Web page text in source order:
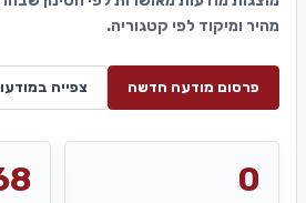
מהיר ומיקוד לפי קטגוריה.
פרסום מודעה חדשה צפייה
0